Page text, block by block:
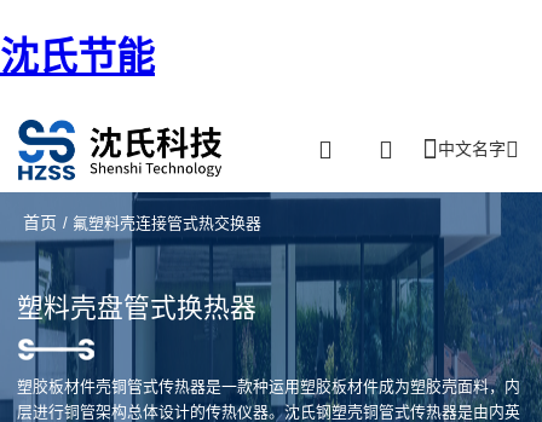
沈氏节能
中文名字
首页 / 氟塑料壳连接管式热交换器
塑料壳盘管式换热器
塑胶板材件壳铜管式传热器是一款种运用塑胶板材件成为塑胶壳面料，内
层进行铜管架构总体设计的传热仪器。沈氏钢塑壳铜管式传热器是由内英